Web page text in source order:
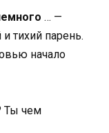
… —
тихий парень.
начало
Ты чем